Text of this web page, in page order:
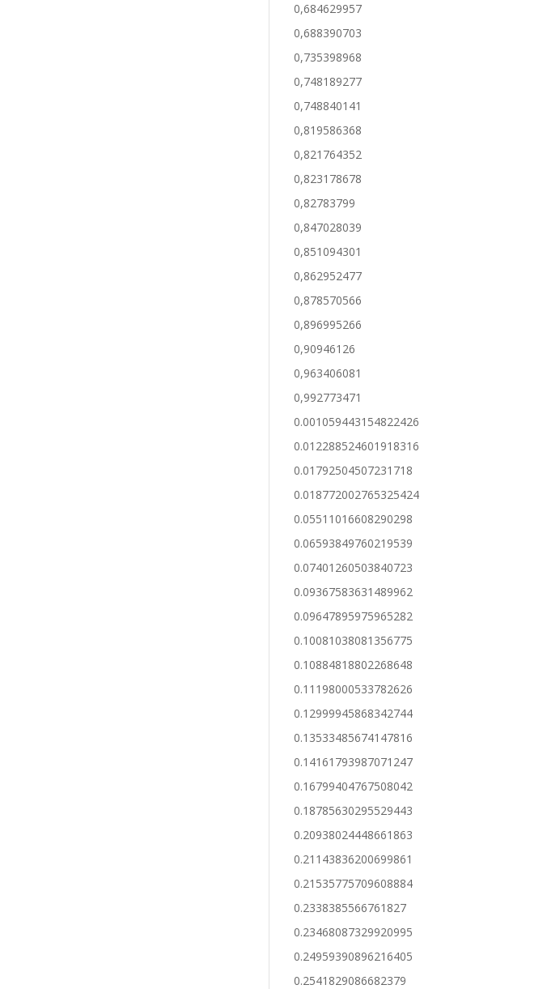
0,684629957
0,688390703
0,735398968
0,748189277
0,748840141
0,819586368
0,821764352
0,823178678
0,82783799
0,847028039
0,851094301
0,862952477
0,878570566
0,896995266
0,90946126
0,963406081
0,992773471
0.001059443154822426
0.012288524601918316
0.01792504507231718
0.018772002765325424
0.05511016608290298
0.06593849760219539
0.07401260503840723
0.09367583631489962
0.09647895975965282
0.10081038081356775
0.10884818802268648
0.11198000533782626
0.12999945868342744
0.13533485674147816
0.14161793987071247
0.16799404767508042
0.18785630295529443
0.20938024448661863
0.21143836200699861
0.21535775709608884
0.2338385566761827
0.23468087329920995
0.24959390896216405
0.2541829086682379